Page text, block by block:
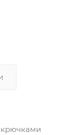
крючками